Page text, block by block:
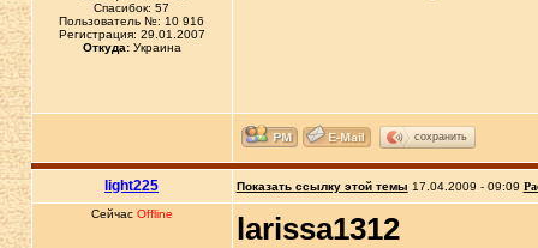
Спасибок: 57
Пользователь №: 10 916
Регистрация: 29.01.2007
Откуда:Украина
сохранить
light225 Показать ссылку этой темы 17.04.2009 - 09:09
Сейчас Offline
larissa1312